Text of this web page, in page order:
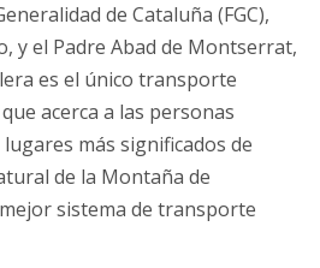
de Cataluña (FGC),
y el Padre Abad de Montserrat,
es el único transporte
acerca a las personas
más significados de
de la Montaña de
sistema de transporte